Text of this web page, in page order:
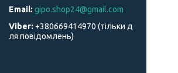
gipo.shop24@gmail.com
+380669414970 (тільки д
ля повідомлень)